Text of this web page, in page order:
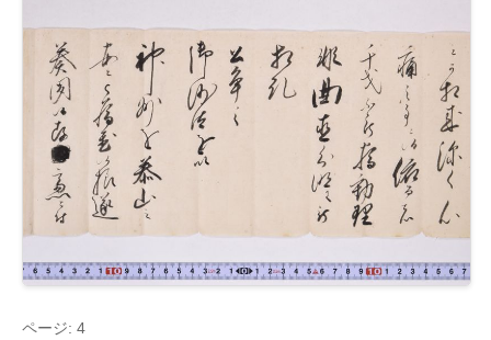
ページ: 4